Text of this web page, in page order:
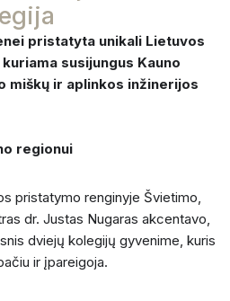
pristatyta unikali Lietuvos
susijungus Kauno
miškų ir aplinkos inžinerijos
regionui
pristatymo renginyje Švietimo,
dr. Justas Nugaras akcentavo,
dviejų kolegijų gyvenime, kuris
ir įpareigoja.